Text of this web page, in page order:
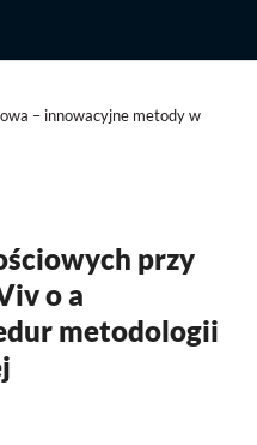
– innowacyjne metody w
przy
o a
metodologii